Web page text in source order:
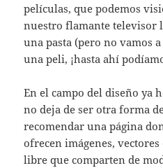
películas, que podemos
nuestro flamante televisor
una pasta (pero no vamos
una peli, ¡hasta ahí
En el campo del diseño ya
no deja de ser otra forma
recomendar una página
ofrecen imágenes,
libre que comparten de